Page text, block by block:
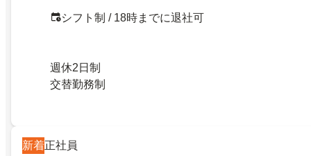
シフト制 / 18時までに退社可
週休2日制
交替勤務制
新着正社員